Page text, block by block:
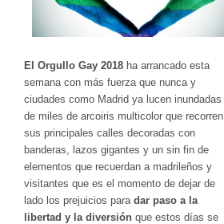
El Orgullo Gay 2018 ha arrancado esta
semana con más fuerza que nunca y
ciudades como Madrid ya lucen inundadas
de miles de arcoiris multicolor que recorren
sus principales calles decoradas con
banderas, lazos gigantes y un sin fin de
elementos que recuerdan a madrileños y
visitantes que es el momento de dejar de
lado los prejuicios para dar paso a la
libertad y la diversión que estos días se